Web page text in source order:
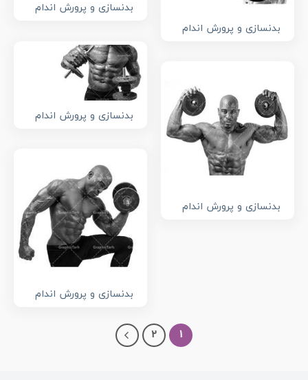
بدنسازی و پرورش اندام
بدنسازی و پرورش اندام
بدنسازی و پرورش اندام
بدنسازی و پرورش اندام
بدنسازی و پرورش اندام
1
2